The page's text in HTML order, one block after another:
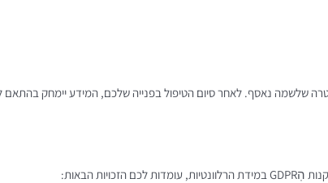
שלשמה נאסף. לאחר סיום הטיפול בפנייה שלכם, המידע יימחק בהתאם